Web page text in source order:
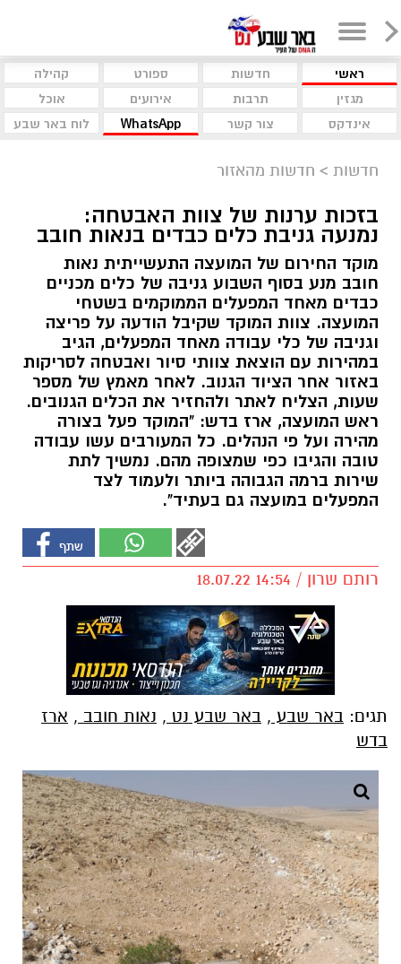
ראשי חדשות ספורט
קהילה
מגזין
תרבות אירועים
אוכל
אינדקס
צור קשר WhatsApp לוח באר שבע
חדשות > חדשות מהאזור
בזכות ערנות של צוות האבטחה:
נמנעה גניבת כלים כבדים בנאות חובב
מוקד החירום של המועצה התעשייתית נאות
חובב מנע בסוף השבוע גניבה של כלים מכניים
כבדים מאחד המפעלים הממוקמים בשטחי
המועצה. צוות המוקד שקיבל הודעה על פריצה
וגניבה של כלי עבודה מאחד המפעלים, הגיב
במהירות עם הוצאת צוותי סיור ואבטחה לסריקות
באזור אחר הציוד הגנוב. לאחר מאמץ של מספר
שעות, הצליח לאתר ולהחזיר את הכלים הגנובים.
ראש המועצה, ארז בדש: "המוקד פעל בצורה
מהירה ועל פי הנהלים. כל המעורבים עשו עבודה
טובה והגיבו כפי שמצופה מהם. נמשיך לתת
שירות ברמה הגבוהה ביותר ולעמוד לצד
המפעלים במועצה גם בעתיד".
רותם שרון / 14:54 18.07.22
תגים: באר שבע , באר שבע נט , נאות חובב , ארז
בדש